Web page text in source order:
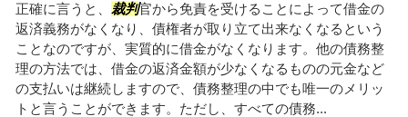
正確に言うと、 裁判官から免責を受けることによって借金の
返済義務がなくなり、債権者が取り立て出来なくなるという
ことなのですが、実質的に借金がなくなります。他の債務整
理の方法では、借金の返済金額が少なくなるものの元金など
の支払いは継続しますので、債務整理の中でも唯一のメリッ
トと言うことができます。ただし、すべての債務...